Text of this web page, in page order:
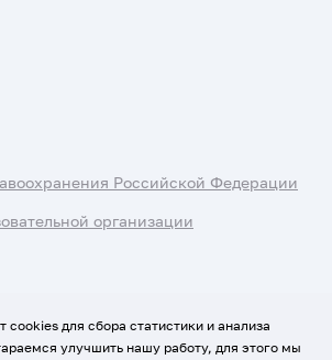
Российской Федерации
организации
cookies для сбора статистики и анализа
улучшить нашу работу, для этого мы